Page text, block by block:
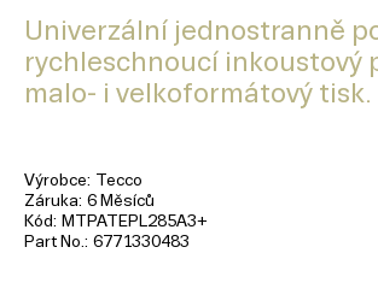
Univerzální jednostranně
rychleschnoucí inkoustový
malo- i velkoformátový tisk.
Výrobce Tecco
Záruka 6 Měsíců
Kód
MTPATEPL285A3+
Part No. 6771330483